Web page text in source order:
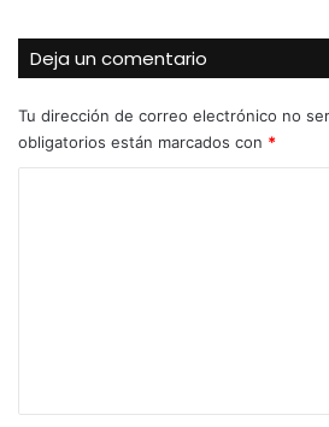
Deja un comentario
Tu dirección de correo electrónico no
obligatorios están marcados con *